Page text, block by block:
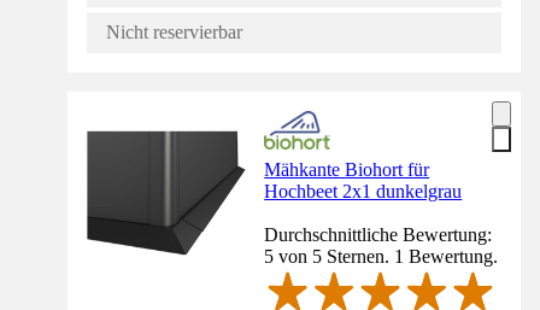
Nicht reservierbar
Mähkante Biohort für
Hochbeet 2x1 dunkelgrau
Durchschnittliche Bewertung:
5 von 5 Sternen. 1 Bewertung.